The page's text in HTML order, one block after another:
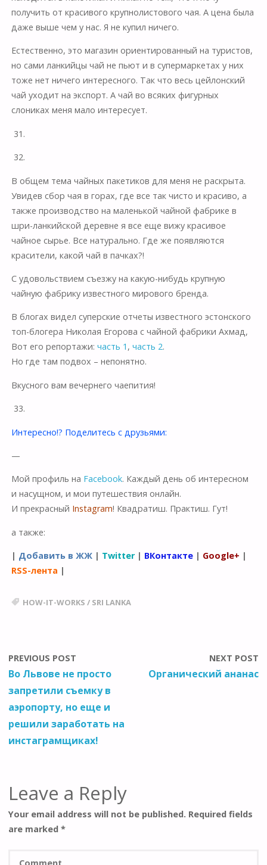
получить от красивого крупнолистового чая. А цена была
даже выше чем у нас. Я не купил ничего.
Естественно, это магазин ориентированный на туристов,
но сами ланкийцы чай не пьют и в супермаркетах у них
тоже нет ничего интересного. Так что весь цейлонский
чай уходит на экспорт. А чай во всяких фигурных
слониках меня мало интересует.
31.
32.
В общем тема чайных пакетиков для меня не раскрыта.
Увидев сбор чая в горах, где все так чисто и красиво, а
также производство на маленькой чайной фабрике в
шри-ланкийской деревне я все еще вижу красивое
чайное сырье. Все натурально. Где же появляются
красители, какой чай в пачках?!
С удовольствием съезжу на какую-нибудь крупную
чайную фабрику известного мирового бренда.
В блогах видел суперские отчеты известного эстонского
топ-блогера Николая Егорова с чайной фабрики Ахмад,
Вот его репортажи: часть 1 , часть 2.
Но где там подвох – непонятно.
Вкусного вам вечернего чаепития!
33.
Интересно!? Поделитесь с друзьями:
—
Мой профиль на Facebook. Каждый день об интересном
и насущном, и мои путешествия онлайн.
И прекрасный Instagram! Квадратиш. Практиш. Гут!
а также:
| Добавить в ЖЖ| Twitter| ВКонтакте| Google+ |
RSS-лента |
HOW-IT-WORKS / SRI LANKA
PREVIOUS POST
Во Львове не просто
запретили съемку в
аэропорту, но еще и
решили заработать на
инстаграмщиках!
NEXT POST
Органический ананас
Leave a Reply
Your email address will not be published. Required fields
are marked*